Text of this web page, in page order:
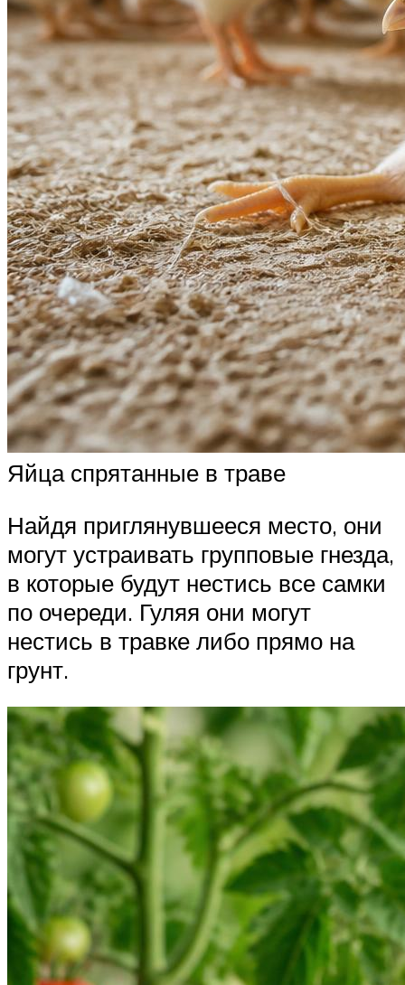
Яйца спрятанные в траве
Найдя приглянувшееся место, они
могут устраивать групповые гнезда,
в которые будут нестись все самки
по очереди. Гуляя они могут
нестись в травке либо прямо на
грунт.